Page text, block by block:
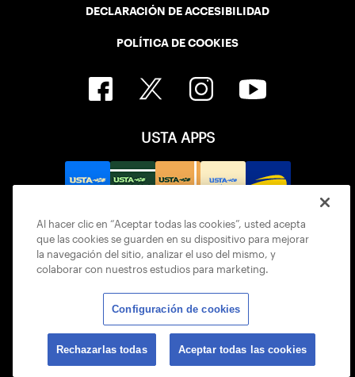
DECLARACIÓN DE ACCESIBILIDAD
POLÍTICA DE COOKIES
USTA APPS
© 2026 USTA ALL RIGHTS RESERVED
Al hacer clic en “Aceptar todas las cookies”, usted acepta
que las cookies se guarden en su dispositivo para mejorar
la navegación del sitio, analizar el uso del mismo, y
colaborar con nuestros estudios para marketing.
Configuración de cookies
Rechazarlas todas Aceptar todas las cookies